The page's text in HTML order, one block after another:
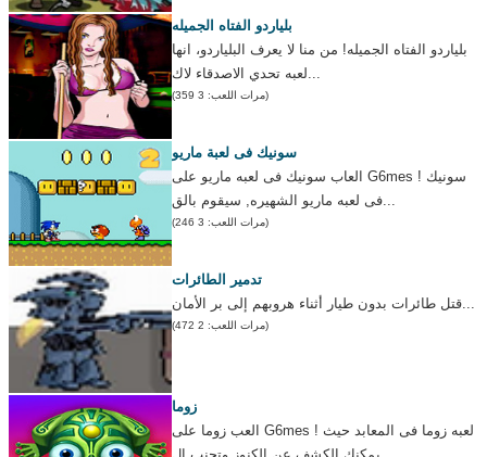
بلياردو الفتاه الجميله
بلياردو الفتاه الجميله! من منا لا يعرف البلياردو، انها
لعبه تحدي الاصدقاء لاك...
(مرات اللعب: 3 359)
سونيك فى لعبة ماريو
العاب سونيك فى لعبه ماريو على G6mes ! سونيك
فى لعبه ماريو الشهيره, سيقوم بالق...
(مرات اللعب: 3 246)
تدمير الطائرات
قتل طائرات بدون طيار أثناء هروبهم إلى بر الأمان...
(مرات اللعب: 2 472)
زوما
العب زوما على G6mes ! لعبه زوما فى المعابد حيث